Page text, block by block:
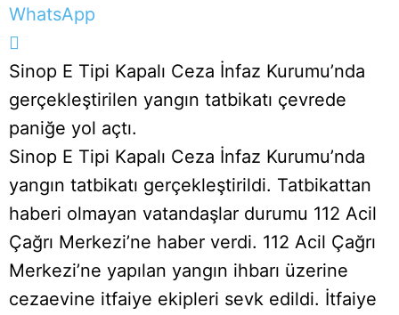
WhatsApp
Sinop E Tipi Kapalı Ceza İnfaz Kurumu’nda
gerçekleştirilen yangın tatbikatı çevrede
paniğe yol açtı.
Sinop E Tipi Kapalı Ceza İnfaz Kurumu’nda
yangın tatbikatı gerçekleştirildi. Tatbikattan
haberi olmayan vatandaşlar durumu 112 Acil
Çağrı Merkezi’ne haber verdi. 112 Acil Çağrı
Merkezi’ne yapılan yangın ihbarı üzerine
cezaevine itfaiye ekipleri sevk edildi. İtfaiye